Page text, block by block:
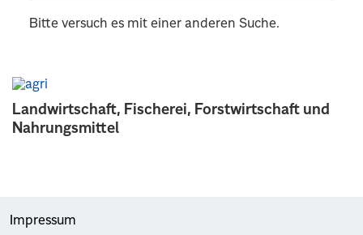
Landwirtschaft, Fischerei, Forstwirtschaft und
Nahrungsmittel
Bitte versuch es mit einer anderen Suche.
Impressum